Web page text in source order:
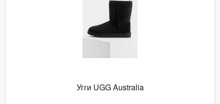
Угги UGG Australia